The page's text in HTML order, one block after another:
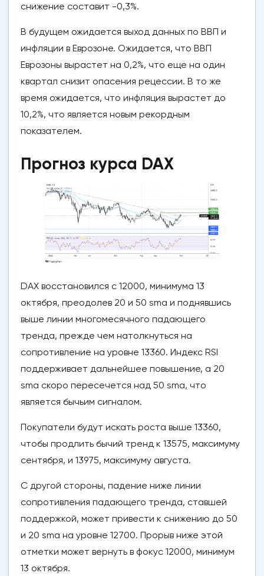
снижение составит -0,3%.
В будущем ожидается выход данных по ВВП и
инфляции в Еврозоне. Ожидается, что ВВП
Еврозоны вырастет на 0,2%, что еще на один
квартал снизит опасения рецессии. В то же
время ожидается, что инфляция вырастет до
10,2%, что является новым рекордным
показателем.
Прогноз курса DAX
DAX восстановился с 12000, минимума 13
октября, преодолев 20 и 50 sma и поднявшись
выше линии многомесячного падающего
тренда, прежде чем натолкнуться на
сопротивление на уровне 13360. Индекс RSI
поддерживает дальнейшее повышение, а 20
sma скоро пересечется над 50 sma, что
является бычьим сигналом.
Покупатели будут искать роста выше 13360,
чтобы продлить бычий тренд к 13575, максимуму
сентября, и 13975, максимуму августа.
С другой стороны, падение ниже линии
сопротивления падающего тренда, ставшей
поддержкой, может привести к снижению до 50
и 20 sma на уровне 12700. Прорыв ниже этой
отметки может вернуть в фокус 12000, минимум
13 октября.